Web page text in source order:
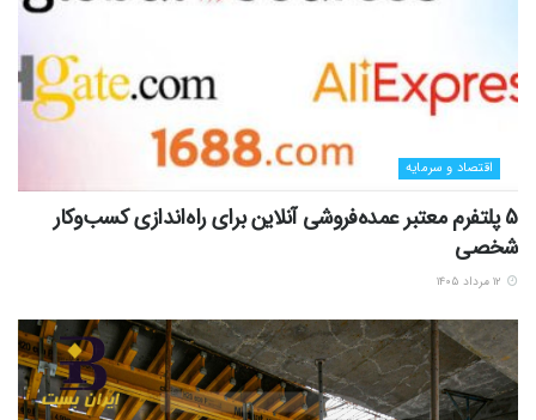
اقتصاد و سرمایه
5 پلتفرم معتبر عمده‌فروشی آنلاین برای راه‌اندازی کسب‌وکار
شخصی